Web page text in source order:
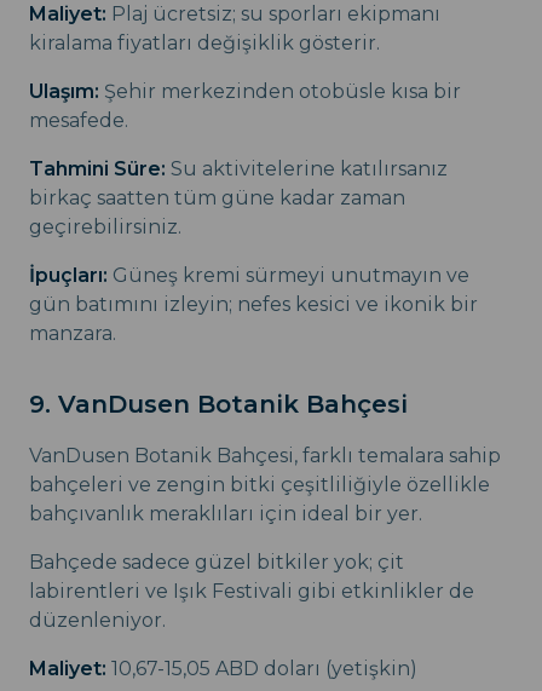
Maliyet: Plaj ücretsiz; su sporları ekipmanı
kiralama fiyatları değişiklik gösterir.
Ulaşım: Şehir merkezinden otobüsle kısa bir
mesafede.
Tahmini Süre: Su aktivitelerine katılırsanız
birkaç saatten tüm güne kadar zaman
geçirebilirsiniz.
İpuçları: Güneş kremi sürmeyi unutmayın ve
gün batımını izleyin; nefes kesici ve ikonik bir
manzara.
9. VanDusen Botanik Bahçesi
VanDusen Botanik Bahçesi, farklı temalara sahip
bahçeleri ve zengin bitki çeşitliliğiyle özellikle
bahçıvanlık meraklıları için ideal bir yer.
Bahçede sadece güzel bitkiler yok; çit
labirentleri ve Işık Festivali gibi etkinlikler de
düzenleniyor.
Maliyet: 10,67-15,05 ABD doları (yetişkin)